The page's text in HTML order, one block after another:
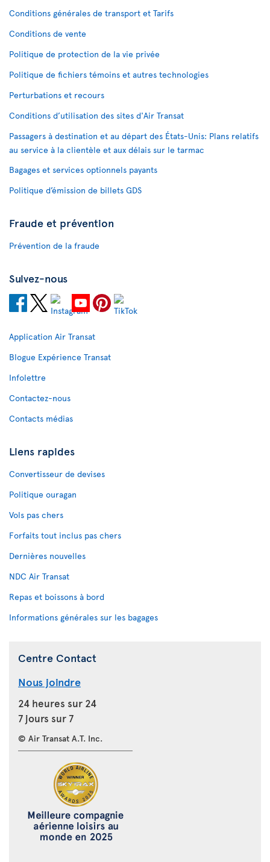
Conditions générales de transport et Tarifs
Conditions de vente
Politique de protection de la vie privée
Politique de fichiers témoins et autres technologies
Perturbations et recours
Conditions d’utilisation des sites d'Air Transat
Passagers à destination et au départ des États-Unis: Plans relatifs
au service à la clientèle et aux délais sur le tarmac
Bagages et services optionnels payants
Politique d’émission de billets GDS
Fraude et prévention
Prévention de la fraude
Suivez-nous
Application Air Transat
Blogue Expérience Transat
Infolettre
Contactez-nous
Contacts médias
Liens rapides
Convertisseur de devises
Politique ouragan
Vols pas chers
Forfaits tout inclus pas chers
Dernières nouvelles
NDC Air Transat
Repas et boissons à bord
Informations générales sur les bagages
Centre Contact
Nous joindre
24 heures sur 24
7 jours sur 7
© Air Transat A.T. Inc.